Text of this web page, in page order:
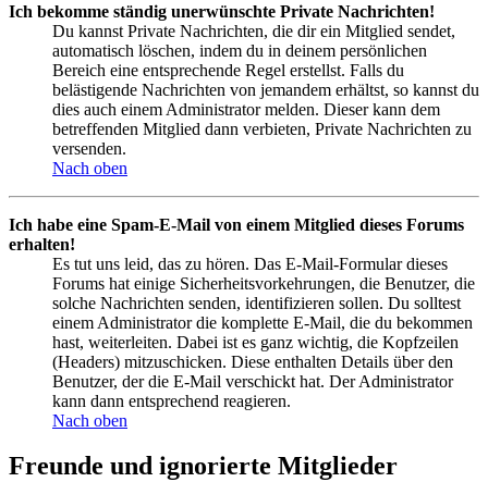
Ich bekomme ständig unerwünschte Private Nachrichten!
Du kannst Private Nachrichten, die dir ein Mitglied sendet,
automatisch löschen, indem du in deinem persönlichen
Bereich eine entsprechende Regel erstellst. Falls du
belästigende Nachrichten von jemandem erhältst, so kannst du
dies auch einem Administrator melden. Dieser kann dem
betreffenden Mitglied dann verbieten, Private Nachrichten zu
versenden.
Nach oben
Ich habe eine Spam-E-Mail von einem Mitglied dieses Forums
erhalten!
Es tut uns leid, das zu hören. Das E-Mail-Formular dieses
Forums hat einige Sicherheitsvorkehrungen, die Benutzer, die
solche Nachrichten senden, identifizieren sollen. Du solltest
einem Administrator die komplette E-Mail, die du bekommen
hast, weiterleiten. Dabei ist es ganz wichtig, die Kopfzeilen
(Headers) mitzuschicken. Diese enthalten Details über den
Benutzer, der die E-Mail verschickt hat. Der Administrator
kann dann entsprechend reagieren.
Nach oben
Freunde und ignorierte Mitglieder